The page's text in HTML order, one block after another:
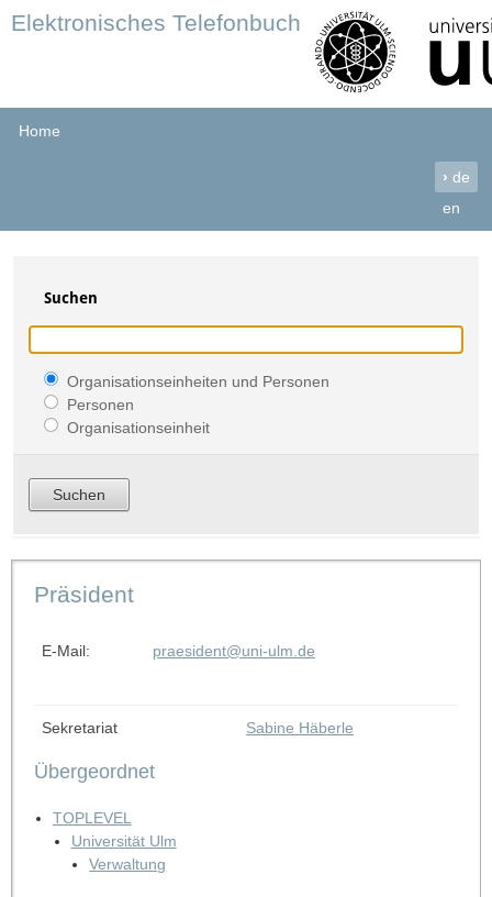
Elektronisches Telefonbuch
Home
› de
en
Suchen
Organisationseinheiten und Personen
Personen
Organisationseinheit
Präsident
E-Mail: praesident@uni-ulm.de
Sekretariat Sabine Häberle
Übergeordnet
TOPLEVEL
Universität Ulm
Verwaltung